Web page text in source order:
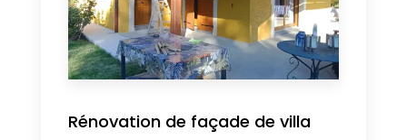
Rénovation de façade de villa